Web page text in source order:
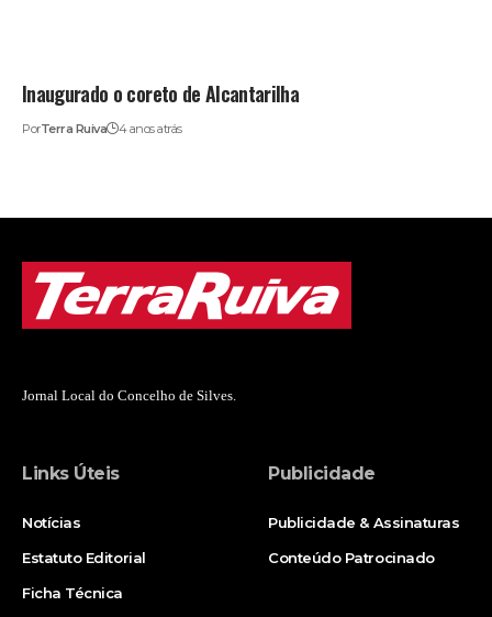
Inaugurado o coreto de Alcantarilha
PorTerra Ruiva 4 anos atrás
Jornal Local do Concelho de Silves.
Links Úteis
Notícias
Estatuto Editorial
Ficha Técnica
Publicidade
Publicidade & Assinaturas
Conteúdo Patrocinado